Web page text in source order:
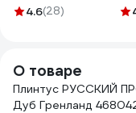
каучук. 300 г
4.6(28)
О товаре
Плинтус РУССКИЙ
Дуб Гренланд